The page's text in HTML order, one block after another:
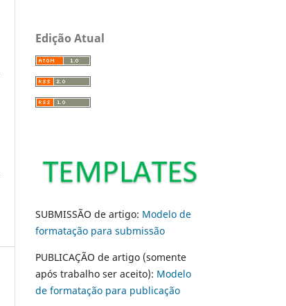
Edição Atual
SUBMISSÃO de artigo: Modelo de
formatação para submissão
PUBLICAÇÃO de artigo (somente
após trabalho ser aceito): Modelo
de formatação para publicação